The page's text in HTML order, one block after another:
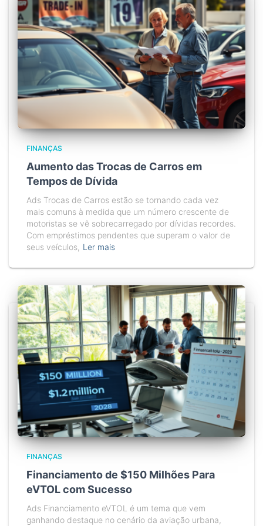
FINANÇAS
Aumento das Trocas de Carros em
Tempos de Dívida
Ads Trocas de Carros estão se tornando cada vez
mais comuns à medida que um número crescente de
motoristas se vê sobrecarregado por dívidas recordes.
Com empréstimos pendentes que superam o valor de
seus veículos, Ler mais
FINANÇAS
Financiamento de $150 Milhões Para
eVTOL com Sucesso
Ads Financiamento eVTOL é um tema que vem
ganhando destaque no cenário da aviação urbana,